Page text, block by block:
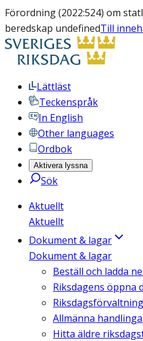
Förordning (2022:524) om
beredskap undefinedTill
Lättläst
Teckenspråk
In English
Other languages
Ordbok
Aktivera lyssna
Sök
Aktuellt
Aktuellt
Dokument & lagar
Dokument & lagar
Beställ och ladda
Riksdagens öppna
Allmänna
Hitta äldre